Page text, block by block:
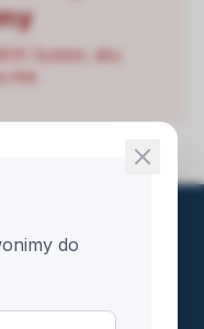
System, aby
link.
roku. Oferujemy
do